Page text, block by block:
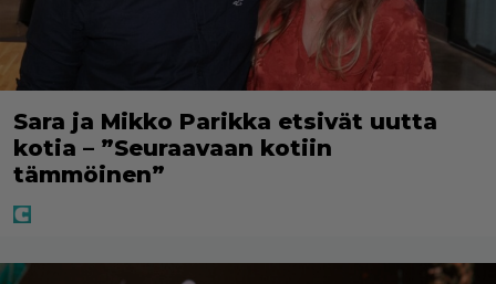
Sara ja Mikko Parikka etsivät uutta
kotia – ”Seuraavaan kotiin
tämmöinen”